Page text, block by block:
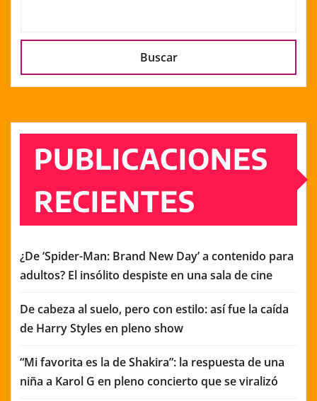
Buscar
PUBLICACIONES
RECIENTES
¿De ‘Spider-Man: Brand New Day’ a contenido para
adultos? El insólito despiste en una sala de cine
De cabeza al suelo, pero con estilo: así fue la caída
de Harry Styles en pleno show
“Mi favorita es la de Shakira”: la respuesta de una
niña a Karol G en pleno concierto que se viralizó